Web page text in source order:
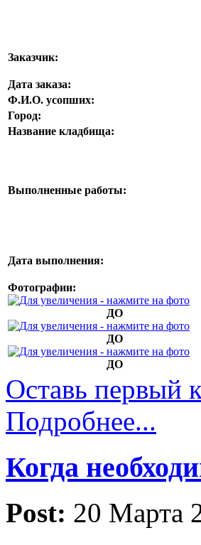
Заказчик:
Дата заказа:
Ф.И.О. усопших:
Город:
Название кладбища:
Выполненные работы:
Дата выполнения:
Фотографии:
ДО
ДО
ДО
Оставь первый
Подробнее...
Когда
Post: 20 Марта